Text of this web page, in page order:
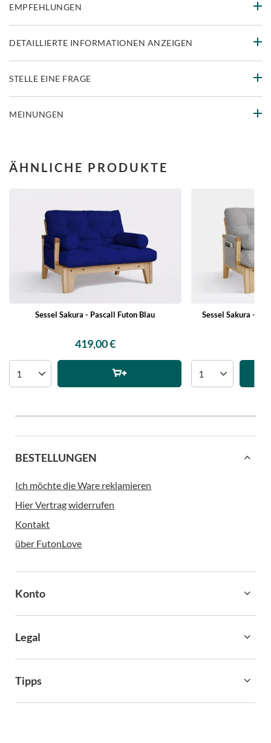
EMPFEHLUNGEN
DETAILLIERTE INFORMATIONEN ANZEIGEN
STELLE EINE FRAGE
MEINUNGEN
ÄHNLICHE PRODUKTE
Sessel Sakura - Pascall Futon Blau
419,00 €
Sessel Sakura -
BESTELLUNGEN
Ich möchte die Ware reklamieren
Hier Vertrag widerrufen
Kontakt
über FutonLove
Konto
Legal
Tipps